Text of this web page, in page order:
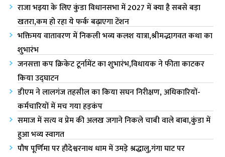
राजा भ‌इया के लिए कुंडा विधानसभा में 2027 में क्या है सबसे बड़ा
खतरा,कम हो रहा ये फर्क बढ़ाएगा टेंशन
भक्तिमय वातावरण में निकली भव्य कलश यात्रा,श्रीमद्भागवत कथा का
शुभारंभ
जनसत्ता कप क्रिकेट टूर्नामेंट का शुभारंभ,विधायक ने फीता काटकर
किया उद्घाटन
डीएम ने लालगंज तहसील का किया सघन निरीक्षण, अधिकारियों-
कर्मचारियों में मच गया हड़कंप
समाज में सत्य व प्रेम की अलख जगाने निकले चाबी वाले बाबा,कुंडा में
हुआ भव्य स्वागत
पौष पूर्णिमा पर हौदेश्वरनाथ धाम में उमड़े श्रद्धालु,गंगा घाट पर